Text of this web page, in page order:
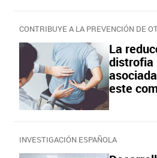
La
distrofia
este
INVESTIGACIÓN ESPAÑOLA